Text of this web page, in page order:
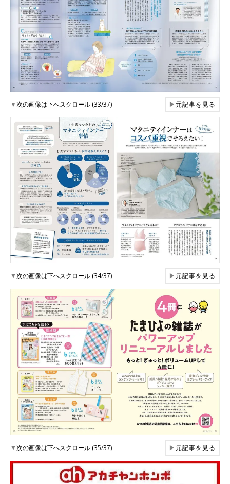
▼次の画像は下へスクロール (33/37) ▶元記事を見る
▼次の画像は下へスクロール (34/37) ▶元記事を見る
▼次の画像は下へスクロール (35/37) ▶元記事を見る